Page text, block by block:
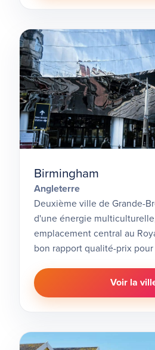
Birmingham
Angleterre
Deuxième ville de Grande-
d'une énergie
emplacement central au
bon rapport qualité-prix
Voir la